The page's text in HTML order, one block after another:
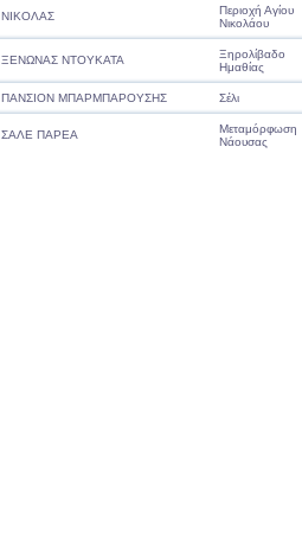
ΝΙΚΟΛΑΣ
Περιοχή Αγίου
Νικολάου
ΞΕΝΩΝΑΣ ΝΤΟΥΚΑΤΑ
Ξηρολίβαδο
Ημαθίας
ΠΑΝΣΙΟΝ ΜΠΑΡΜΠΑΡΟΥΣΗΣ Σέλι
ΣΑΛΕ ΠΑΡΕΑ
Μεταμόρφωση
Νάουσας